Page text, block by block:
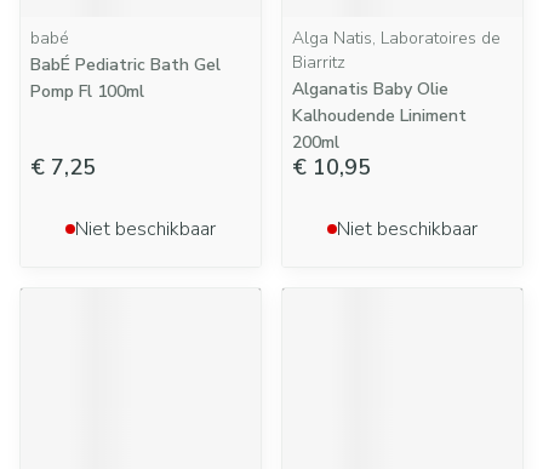
babé
BabÉ Pediatric Bath Gel
Pomp Fl 100ml
€ 7,25
Niet beschikbaar
Alga Natis, Laboratoires de
Biarritz
Alganatis Baby Olie
Kalhoudende Liniment
200ml
€ 10,95
Niet beschikbaar